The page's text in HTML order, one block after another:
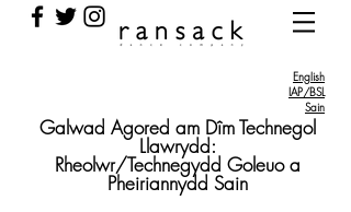
English
IAP/BSL
Sain
Galwad Agored am Dîm Technegol
Llawrydd:
Rheolwr/Technegydd Goleuo a
Pheiriannydd Sain